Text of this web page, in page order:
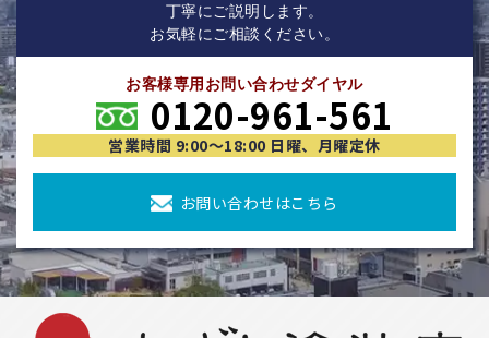
丁寧にご説明します。
お気軽にご相談ください。
お客様専用お問い合わせダイヤル
0120-961-561
営業時間 9:00〜18:00 日曜、月曜定休
お問い合わせはこちら